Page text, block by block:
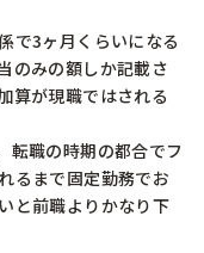
で3ヶ月くらいになる
のみの額しか記載さ
算が現職ではされる
転職の時期の都合でフ
るまで固定勤務でお
と前職よりかなり下